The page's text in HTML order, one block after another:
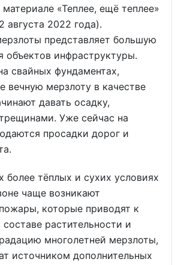
материале «Теплее, ещё теплее»
августа 2022 года).
представляет большую
объектов инфраструктуры.
свайных фундаментах,
вечную мерзлоту в качестве
давать осадку,
Уже сейчас на
просадки дорог и
тёплых и сухих условиях
чаще возникают
которые приводят к
растительности и
многолетней мерзлоты,
источником дополнительных